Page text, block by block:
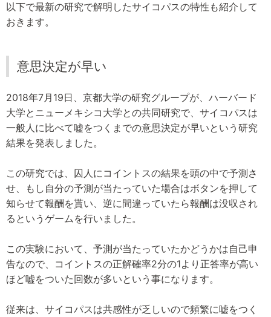
以下で最新の研究で解明したサイコパスの特性も紹介して
おきます。
意思決定が早い
2018年7月19日、京都大学の研究グループが、ハーバード
大学とニューメキシコ大学との共同研究で、サイコパスは
一般人に比べて嘘をつくまでの意思決定が早いという研究
結果を発表しました。
この研究では、囚人にコイントスの結果を頭の中で予測さ
せ、もし自分の予測が当たっていた場合はボタンを押して
知らせて報酬を貰い、逆に間違っていたら報酬は没収され
るというゲームを行いました。
この実験において、予測が当たっていたかどうかは自己申
告なので、コイントスの正解確率2分の1より正答率が高い
ほど嘘をついた回数が多いという事になります。
従来は、サイコパスは共感性が乏しいので頻繁に嘘をつく